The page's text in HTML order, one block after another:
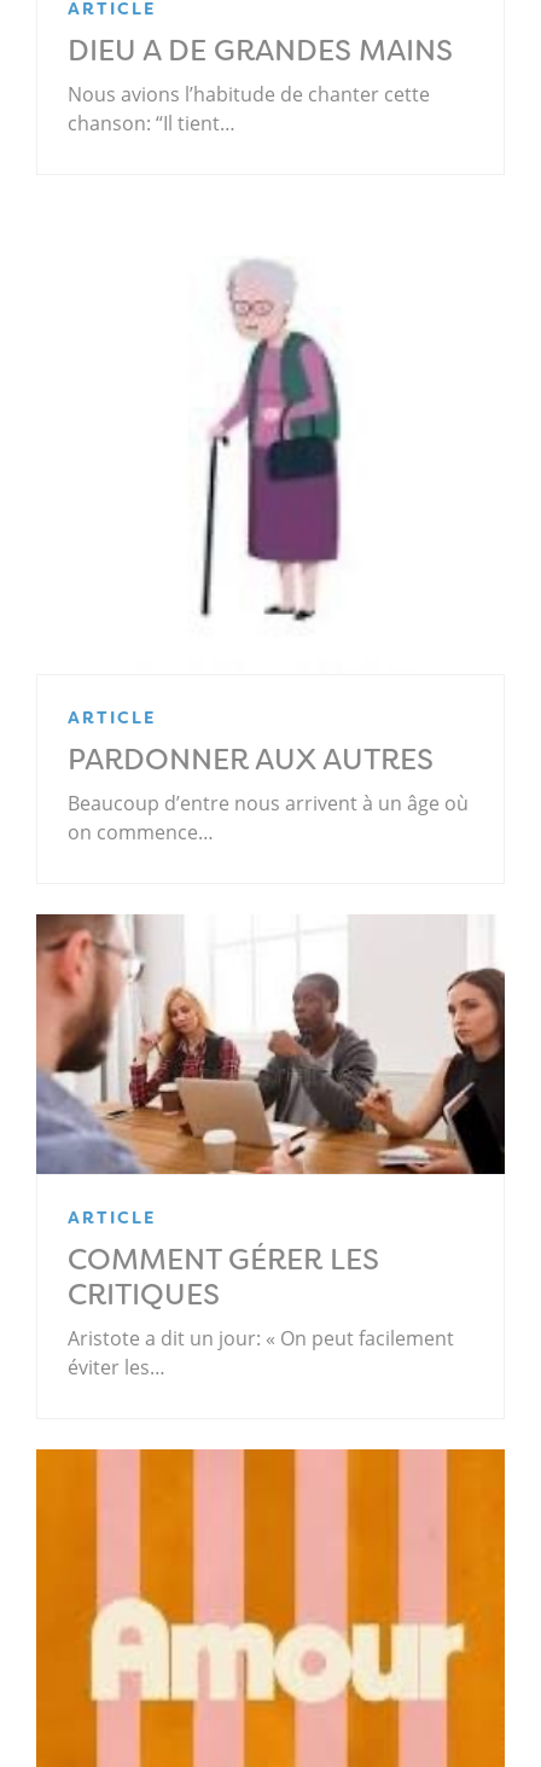
ARTICLE
DIEU A DE GRANDES MAINS
Nous avions l’habitude de chanter cette
chanson: “Il tient…
ARTICLE
PARDONNER AUX AUTRES
Beaucoup d’entre nous arrivent à un âge où
on commence…
ARTICLE
COMMENT GÉRER LES
CRITIQUES
Aristote a dit un jour: « On peut facilement
éviter les…